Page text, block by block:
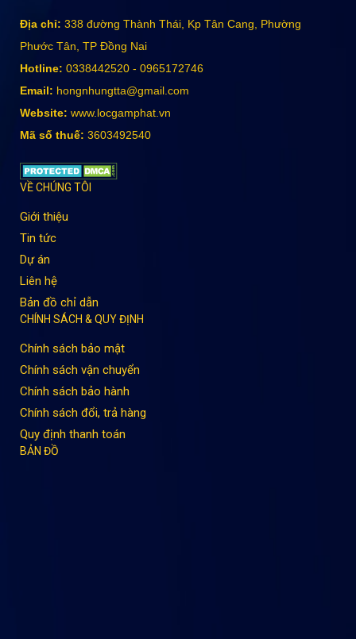
Địa chỉ: 338 đường Thành Thái, Kp Tân Cang, Phường
Phước Tân, TP Đồng Nai
Hotline: 0338442520 - 0965172746
Email: hongnhungtta@gmail.com
Website: www.locgamphat.vn
Mã số thuế: 3603492540
VỀ CHÚNG TÔI
Giới thiệu
Tin tức
Dự án
Liên hệ
Bản đồ chỉ dẫn
CHÍNH SÁCH & QUY ĐỊNH
Chính sách bảo mật
Chính sách vận chuyển
Chính sách bảo hành
Chính sách đổi, trả hàng
Quy định thanh toán
BẢN ĐỒ